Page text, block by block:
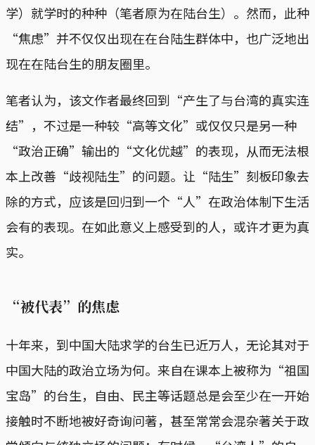
学）就学时的种种（笔者原为在陆台生）。然而，此种
“焦虑”并不仅仅出现在在台陆生群体中，也广泛地出
现在在陆台生的朋友圈里。
笔者认为，该文作者最终回到“产生了与台湾的真实连
结”，不过是一种较“高等文化”或仅仅只是另一种
“政治正确”输出的“文化优越”的表现，从而无法根
本上改善“歧视陆生”的问题。让“陆生”刻板印象去
除的方式，应该是回归到一个“人”在政治体制下生活
会有的表现。在如此意义上感受到的人，或许才更为真
实。
“被代表”的焦虑
十年来，到中国大陆求学的台生已近万人，无论其对于
中国大陆的政治立场为何。来自在课本上被称为“祖国
宝岛”的台生，自由、民主等话题总是会至少在一开始
接触时不断地被好奇询问著，甚至常常会混杂著关于政